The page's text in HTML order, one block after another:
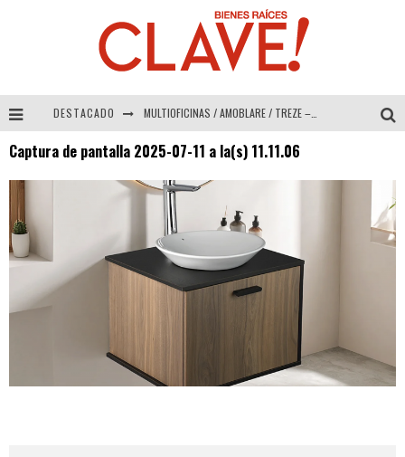
DESTACADO MULTIOFICINAS / AMOBLARE / TREZE – Especial Interiorismo & Decoración 2026
COLINEAL – Especial Interiorismo & Decoración 2026
Captura de pantalla 2025-07-11 a la(s) 11.11.06